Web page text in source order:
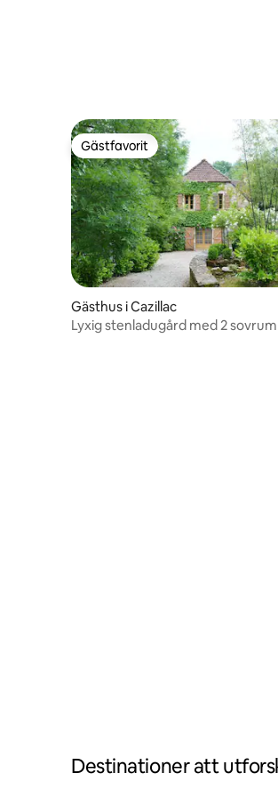
Gästfavorit
Gästfavorit
Gästhus i Cazillac
Lyxig stenladugård med 2 sovrum
Destinationer att